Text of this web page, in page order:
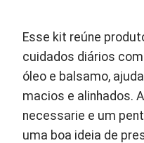
Esse kit reúne
cuidados diários
óleo e balsamo,
macios e alinhados.
necessarie e um
uma boa ideia de